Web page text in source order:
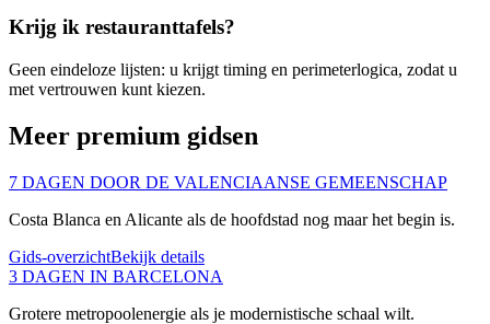
Krijg ik restauranttafels?
Geen eindeloze lijsten: u krijgt timing en perimeterlogica, zodat u
met vertrouwen kunt kiezen.
Meer premium gidsen
7 DAGEN DOOR DE VALENCIAANSE GEMEENSCHAP
Costa Blanca en Alicante als de hoofdstad nog maar het begin is.
Gids-overzichtBekijk details
3 DAGEN IN BARCELONA
Grotere metropoolenergie als je modernistische schaal wilt.